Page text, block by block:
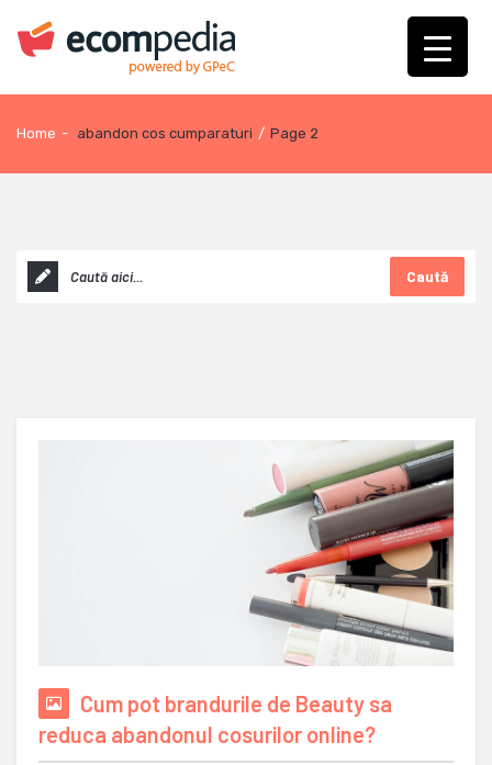
Home - abandon cos cumparaturi / Page 2
Caută
Cum pot brandurile de Beauty sa
reduca abandonul cosurilor online?